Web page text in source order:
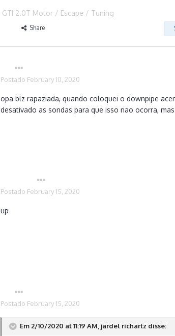
GTI 2.0T Motor / Escape / Tuning
Share
Postado February 10, 2020
opa blz rapaziada, quando coloquei o downpipe
desativado as sondas para que isso nao ocorra,
Postado February 15, 2020
up
Postado February 15, 2020
Em 2/10/2020 at 11:19 AM, jardel richartz disse: